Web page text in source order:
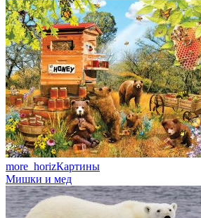
more_horizКартины
Мишки и мед